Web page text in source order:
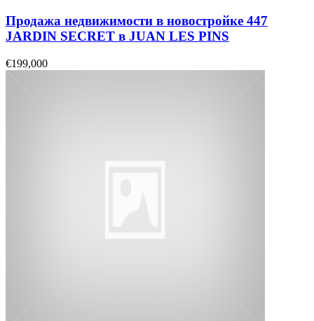
Продажа недвижимости в новостройке 447
JARDIN SECRET в JUAN LES PINS
€199,000